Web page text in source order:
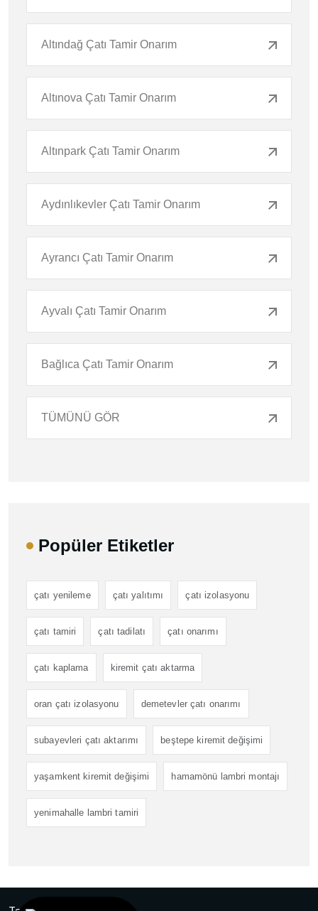
Altındağ Çatı Tamir Onarım
Altınova Çatı Tamir Onarım
Altınpark Çatı Tamir Onarım
Aydınlıkevler Çatı Tamir Onarım
Ayrancı Çatı Tamir Onarım
Ayvalı Çatı Tamir Onarım
Bağlıca Çatı Tamir Onarım
TÜMÜNÜ GÖR
Popüler Etiketler
çatı yenileme çatı yalıtımı çatı izolasyonu
çatı tamiri çatı tadilatı çatı onarımı
çatı kaplama kiremit çatı aktarma
oran çatı izolasyonu demetevler çatı onarımı
subayevleri çatı aktarımı beştepe kiremit değişimi
yaşamkent kiremit değişimi hamamönü lambri montajı
yenimahalle lambri tamiri